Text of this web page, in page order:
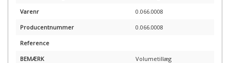
Varenr 0.066.0008
Producentnummer 0.066.0008
Reference
BEMÆRK Volumetillæg